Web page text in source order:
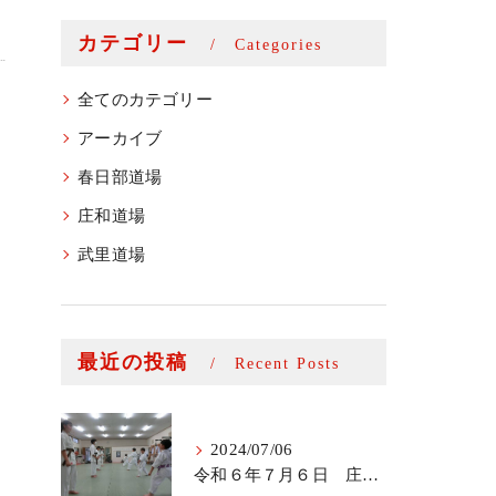
カテゴリー Categories
全てのカテゴリー
アーカイブ
春日部道場
庄和道場
武里道場
最近の投稿 Recent Posts
2024/07/06
令和６年７月６日 庄和道場少年部